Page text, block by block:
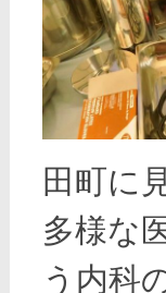
田町に
多様な
う内科